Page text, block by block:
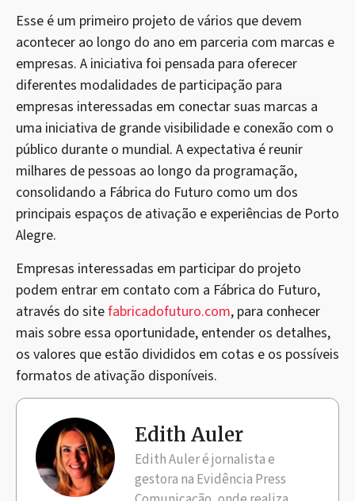
Esse é um primeiro projeto de vários que devem
acontecer ao longo do ano em parceria com marcas e
empresas. A iniciativa foi pensada para oferecer
diferentes modalidades de participação para
empresas interessadas em conectar suas marcas a
uma iniciativa de grande visibilidade e conexão com o
público durante o mundial. A expectativa é reunir
milhares de pessoas ao longo da programação,
consolidando a Fábrica do Futuro como um dos
principais espaços de ativação e experiências de Porto
Alegre.
Empresas interessadas em participar do projeto
podem entrar em contato com a Fábrica do Futuro,
através do sitefabricadofuturo.com, para conhecer
mais sobre essa oportunidade, entender os detalhes,
os valores que estão divididos em cotas e os possíveis
formatos de ativação disponíveis.
Edith Auler
Edith Auler é jornalista e
gestora na Evidência Press